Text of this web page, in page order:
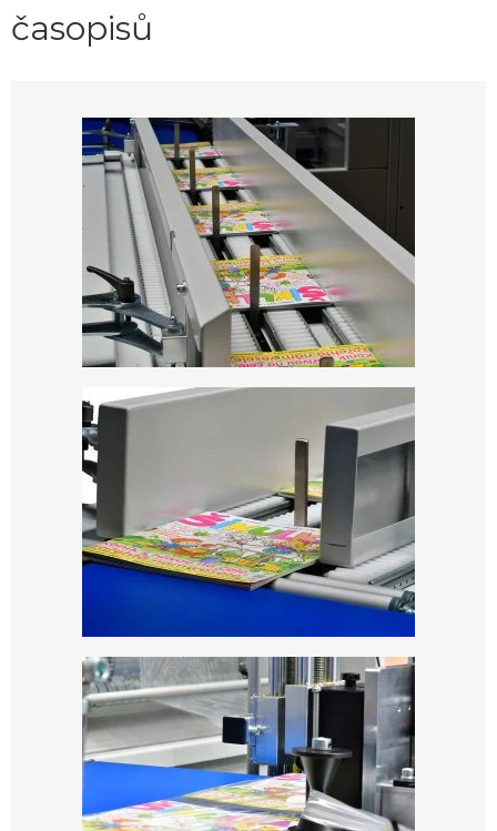
časopisů